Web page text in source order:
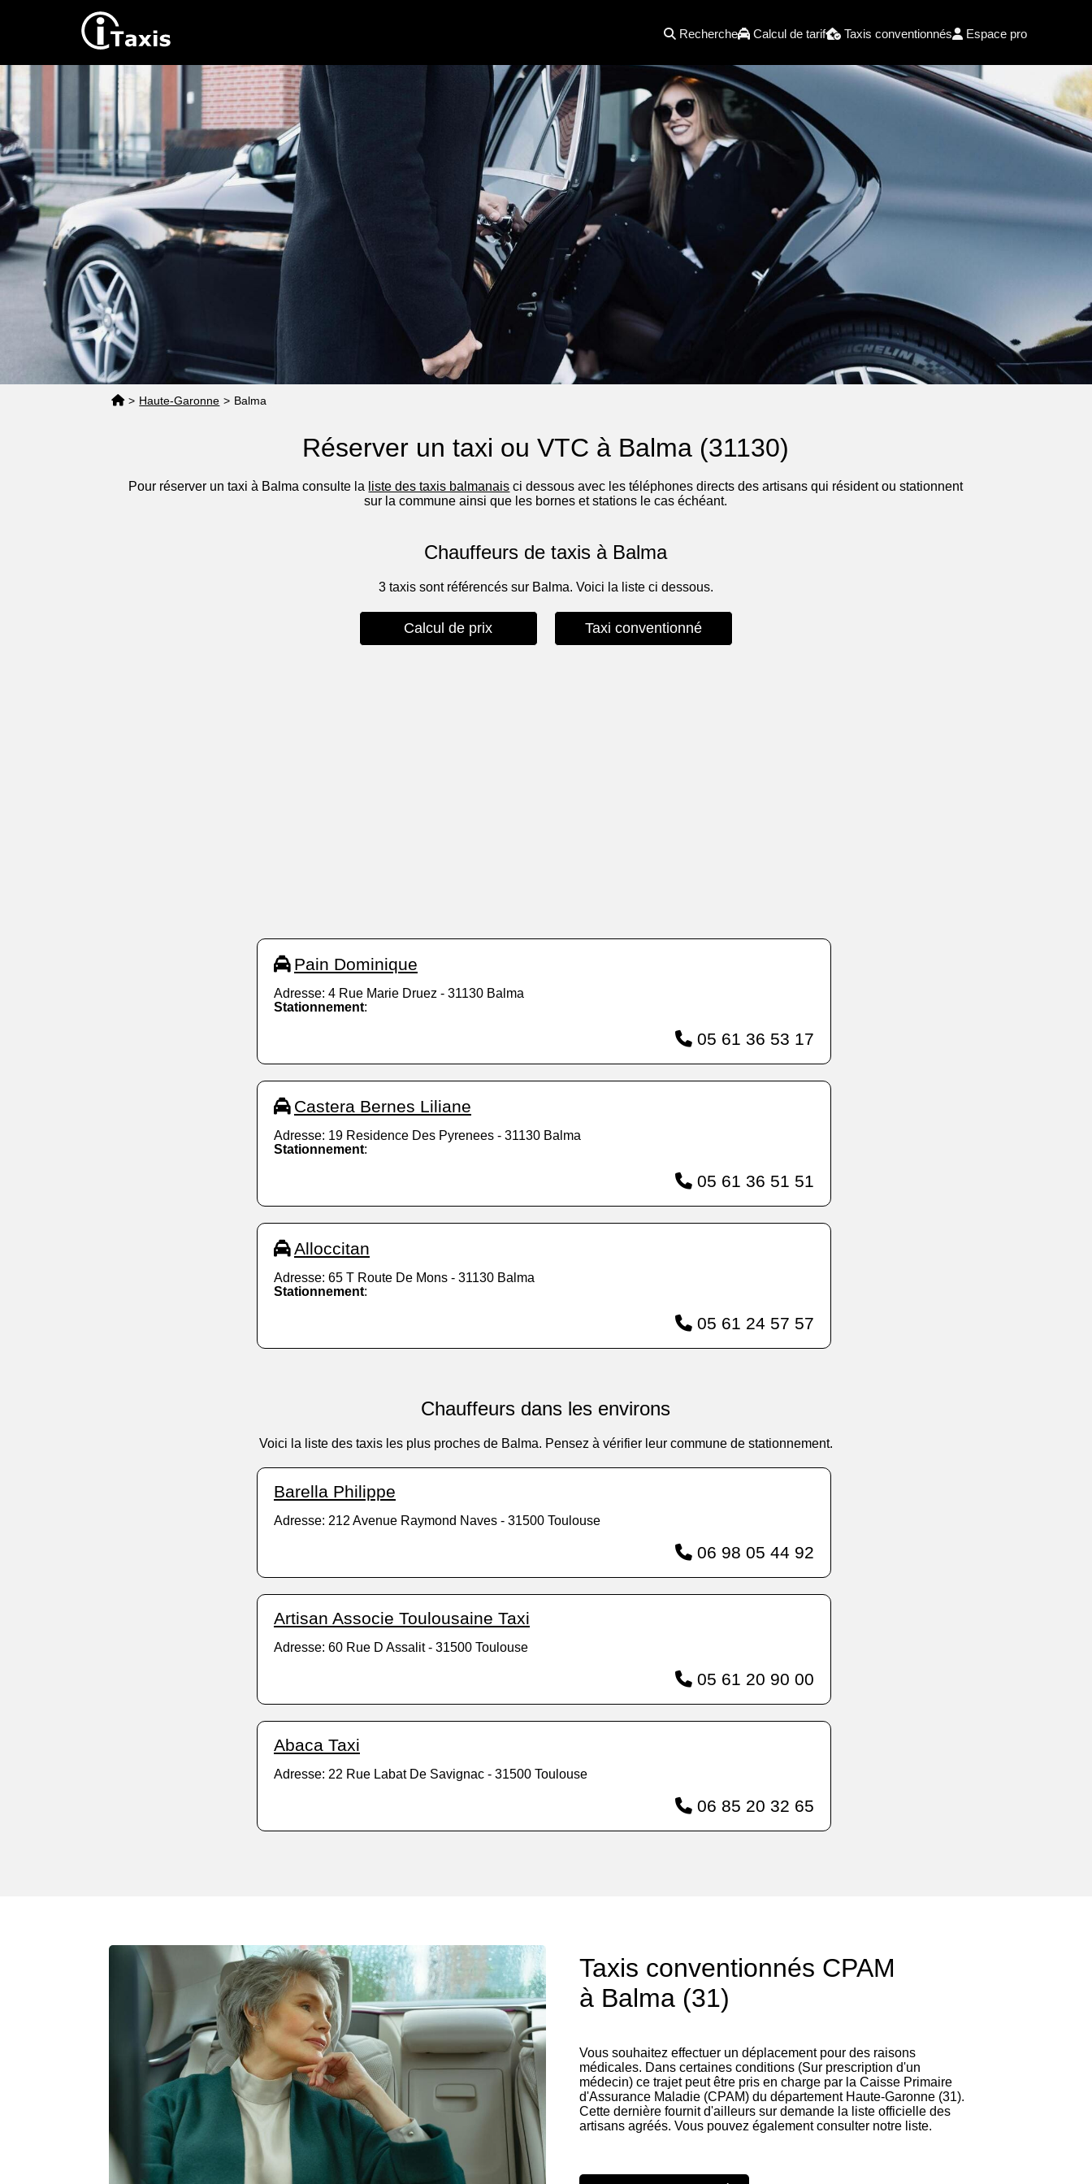
Recherche Calcul de tarif Taxis conventionnés Espace pro
> Haute-Garonne > Balma
Réserver un taxi ou VTC à Balma (31130)
Pour réserver un taxi à Balma consulte la liste des taxis balmanais ci dessous avec les téléphones directs des artisans qui résident ou stationnent
sur la commune ainsi que les bornes et stations le cas échéant.
Chauffeurs de taxis à Balma
3 taxis sont référencés sur Balma. Voici la liste ci dessous.
Calcul de prix Taxi conventionné
Pain Dominique
Adresse: 4 Rue Marie Druez - 31130 Balma
Stationnement:
05 61 36 53 17
Castera Bernes Liliane
Adresse: 19 Residence Des Pyrenees - 31130 Balma
Stationnement:
05 61 36 51 51
Alloccitan
Adresse: 65 T Route De Mons - 31130 Balma
Stationnement:
05 61 24 57 57
Chauffeurs dans les environs
Voici la liste des taxis les plus proches de Balma. Pensez à vérifier leur commune de stationnement.
Barella Philippe
Adresse: 212 Avenue Raymond Naves - 31500 Toulouse
06 98 05 44 92
Artisan Associe Toulousaine Taxi
Adresse: 60 Rue D Assalit - 31500 Toulouse
05 61 20 90 00
Abaca Taxi
Adresse: 22 Rue Labat De Savignac - 31500 Toulouse
06 85 20 32 65
Taxis conventionnés CPAM
à Balma (31)
Vous souhaitez effectuer un déplacement pour des raisons
médicales. Dans certaines conditions (Sur prescription d'un
médecin) ce trajet peut être pris en charge par la Caisse Primaire
d'Assurance Maladie (CPAM) du département Haute-Garonne (31).
Cette dernière fournit d'ailleurs sur demande la liste officielle des
artisans agréés. Vous pouvez également consulter notre liste.